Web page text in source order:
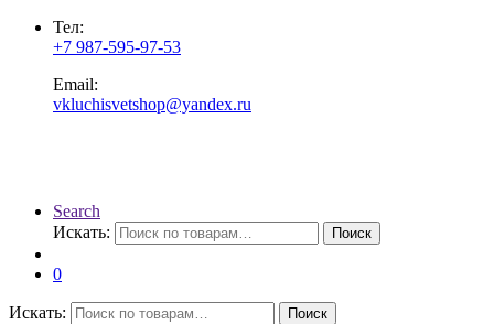
Тел:
+7 987-595-97-53
Email:
vkluchisvetshop@yandex.ru
Search
Искать:
Поиск
0
Искать: Поиск